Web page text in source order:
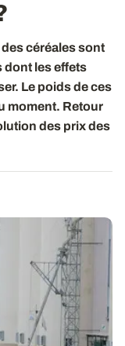
céréales sont
dont les effets
Le poids de ces
moment. Retour
des prix des